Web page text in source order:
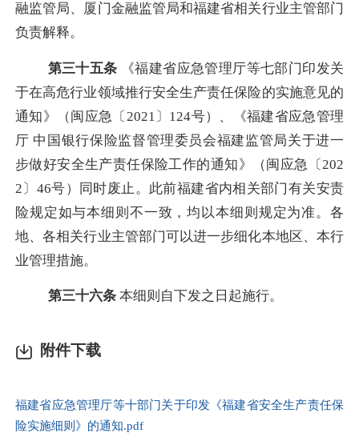
融监管局、厦门金融监管局和福建省相关行业主管部门
负责解释。
第三十五条
《福建省应急管理厅等七部门印发关
于在高危行业领域推行安全生产责任保险的实施意见的
通知》（闽应急〔 2021 〕 124号）、《福建省应急管理
厅 中国银行保险监督管理委员会福建监管局关于进一
步做好安全生产责任保险工作的通知》（闽应急〔 202
2 〕 46号）同时废止。 此前福建省内相关部门有关安责
险规定如与本细则不一致，均以本细则规定为准。各
地、各相关行业主管部门可以进一步细化本地区、本行
业管理措施。
第三十六条 本细则自下发之日起施行。
附件下载
福建省应急管理厅等十部门关于印发《福建省安全生产责任保
险实施细则》的通知.pdf